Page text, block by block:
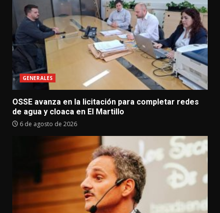
GENERALES
OSSE avanza en la licitación para completar redes
de agua y cloaca en El Martillo
6 de agosto de 2026